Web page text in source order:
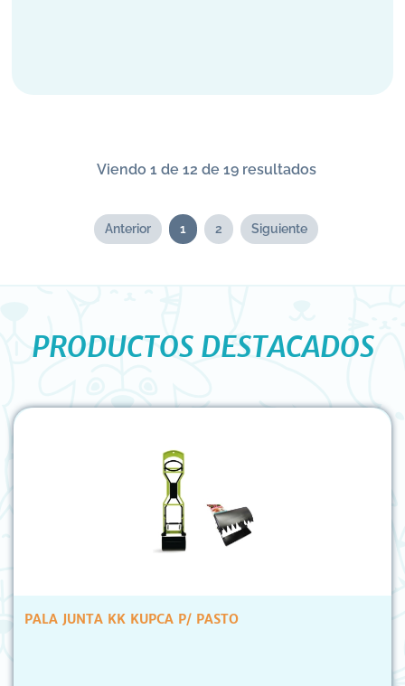
Viendo 1 de 12 de 19 resultados
Anterior 1 2 Siguiente
PRODUCTOS DESTACADOS
PALA JUNTA KK KUPCA P/ PASTO